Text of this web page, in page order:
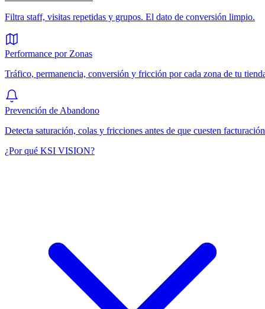
Filtra staff, visitas repetidas y grupos. El dato de conversión limpio.
Performance por Zonas
Tráfico, permanencia, conversión y fricción por cada zona de tu
Prevención de Abandono
Detecta saturación, colas y fricciones antes de que cuesten
¿Por qué KSI VISION?